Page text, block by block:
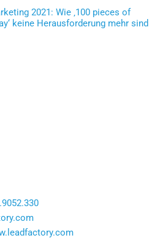
2021: Wie ‚100 pieces of
keine Herausforderung mehr sind